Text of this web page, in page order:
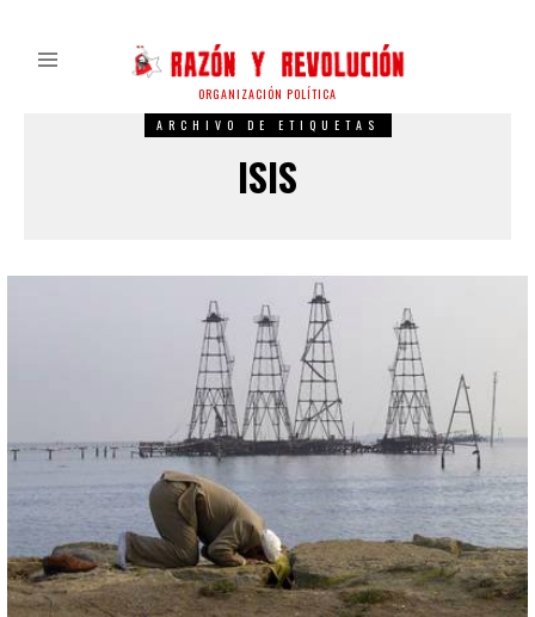
ORGANIZACIÓN POLÍTICA
ARCHIVO DE ETIQUETAS
ISIS